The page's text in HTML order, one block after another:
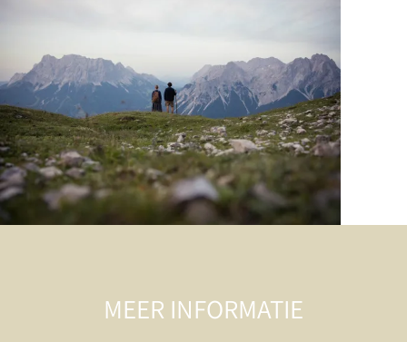
MEER INFORMATIE